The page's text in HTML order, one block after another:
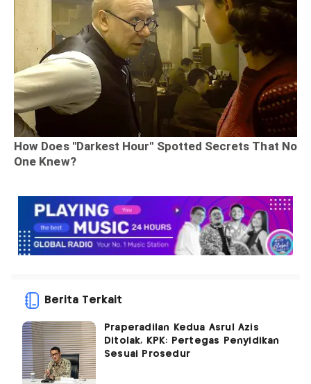
Berita Terkait
Praperadilan Kedua Asrul Azis
Ditolak, KPK: Pertegas Penyidikan
Sesuai Prosedur